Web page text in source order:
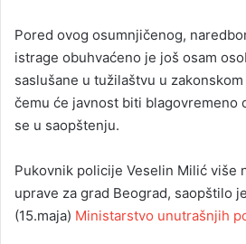
Pored ovog osumnjičenog,
istrage obuhvaćeno je još osam
saslušane u tužilaštvu u
čemu će javnost biti blagovremeno
se u saopštenju.
Pukovnik policije Veselin Milić više
uprave za grad Beograd, saopštilo
(15.maja) Ministarstvo unutrašnjih